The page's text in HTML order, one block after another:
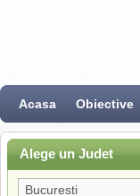
Acasa Obiective
Alege un Judet